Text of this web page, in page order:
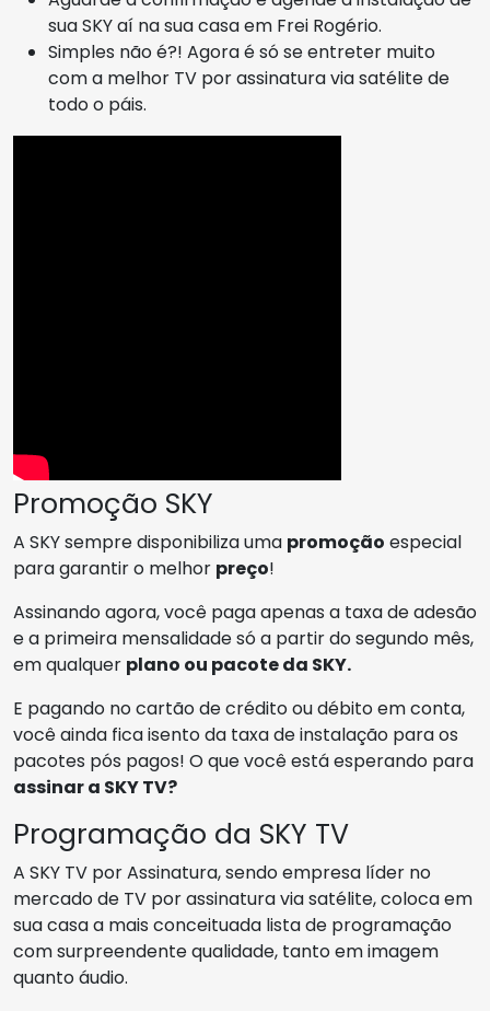
sua SKY aí na sua casa em Frei Rogério.
Simples não é?! Agora é só se entreter muito
com a melhor TV por assinatura via satélite de
todo o páis.
Promoção SKY
A SKY sempre disponibiliza uma promoção especial
para garantir o melhor preço!
Assinando agora, você paga apenas a taxa de adesão
e a primeira mensalidade só a partir do segundo mês,
em qualquer plano ou pacote da SKY.
E pagando no cartão de crédito ou débito em conta,
você ainda fica isento da taxa de instalação para os
pacotes pós pagos! O que você está esperando para
assinar a SKY TV?
Programação da SKY TV
A SKY TV por Assinatura, sendo empresa líder no
mercado de TV por assinatura via satélite, coloca em
sua casa a mais conceituada lista de programação
com surpreendente qualidade, tanto em imagem
quanto áudio.